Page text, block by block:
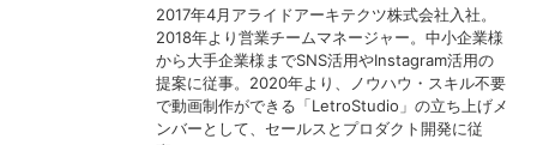
2017年4月アライドアーキテクツ株式会社入社。
2018年より営業チームマネージャー。中小企業様
から大手企業様までSNS活用やInstagram活用の
提案に従事。2020年より、ノウハウ・スキル不要
で動画制作ができる「LetroStudio」の立ち上げメ
ンバーとして、セールスとプロダクト開発に従